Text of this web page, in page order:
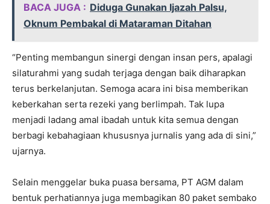
BACA JUGA : Diduga Gunakan Ijazah Palsu,
Oknum Pembakal di Mataraman Ditahan
“Penting membangun sinergi dengan insan pers, apalagi
silaturahmi yang sudah terjaga dengan baik diharapkan
terus berkelanjutan. Semoga acara ini bisa memberikan
keberkahan serta rezeki yang berlimpah. Tak lupa
menjadi ladang amal ibadah untuk kita semua dengan
berbagi kebahagiaan khususnya jurnalis yang ada di sini,”
ujarnya.
Selain menggelar buka puasa bersama, PT AGM dalam
bentuk perhatiannya juga membagikan 80 paket sembako